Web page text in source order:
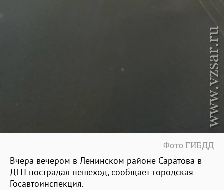
Фото ГИБДД
Вчера вечером в Ленинском районе Саратова в
ДТП пострадал пешеход, сообщает городская
Госавтоинспекция.